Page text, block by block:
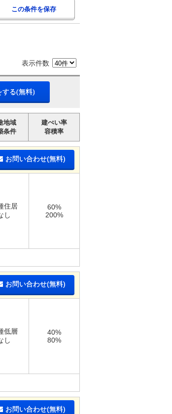
この条件を保存
表示件数
する(無料)
地域
条件
建ぺい率
容積率
お問い合わせ(無料)
住居
し
60%
200%
お問い合わせ(無料)
低層
し
40%
80%
お問い合わせ(無料)